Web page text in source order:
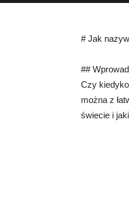
# Jak
##
Czy
można z
świecie i